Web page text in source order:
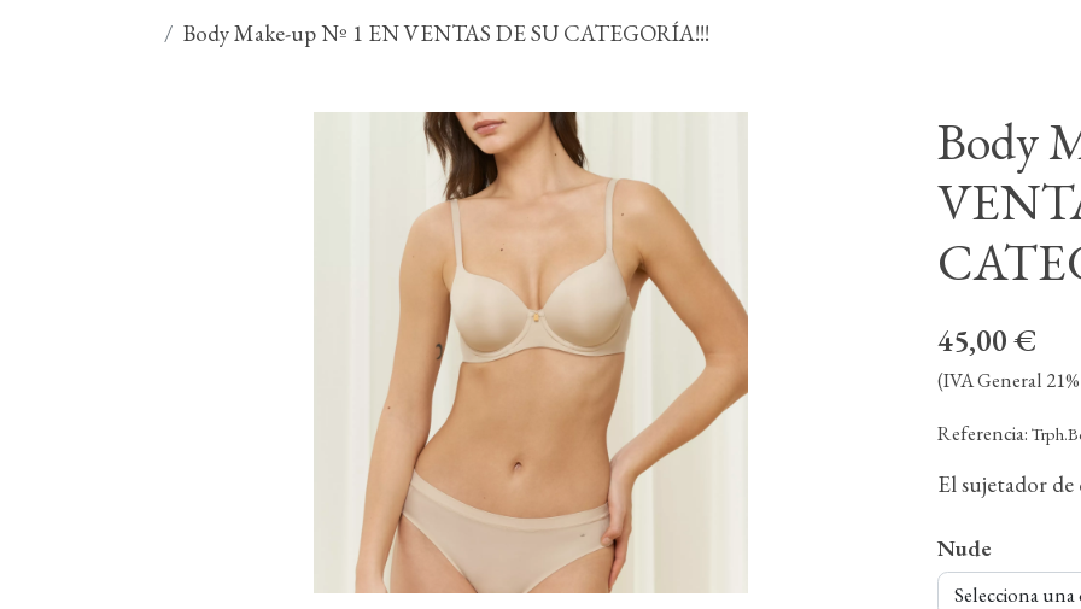
Body Make-up Nº 1 EN VENTAS DE SU CATEGORÍA!!!
Body
45,00 €
(IVA General
Referencia:
El sujetador de
Nude
Selecciona